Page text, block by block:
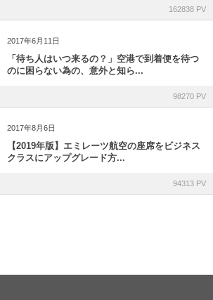
162838 PV
2017年6月11日
「待ち人はいつ来るの？」空港で到着便を待つ
のに困らない為の、意外と知ら...
98270 PV
2017年8月6日
【2019年版】エミレーツ航空の座席をビジネス
クラスにアップグレード方...
94313 PV